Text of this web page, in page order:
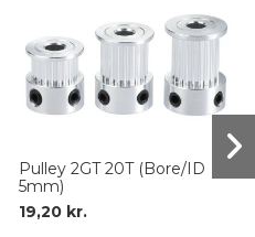
Pulley 2GT 20T (Bore/ID
5mm)
19,20 kr.